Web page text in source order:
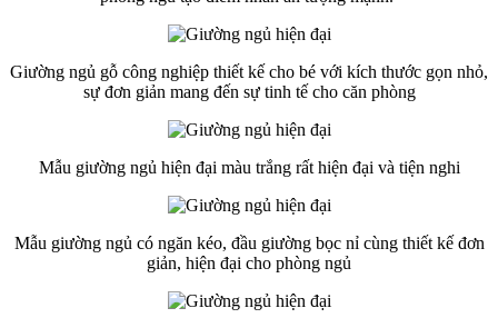
Giường ngủ gỗ công nghiệp thiết kế cho bé với kích thước gọn nhỏ,
sự đơn giản mang đến sự tinh tế cho căn phòng
Mẫu giường ngủ hiện đại màu trắng rất hiện đại và tiện nghi
Mẫu giường ngủ có ngăn kéo, đầu giường bọc nỉ cùng thiết kế đơn
giản, hiện đại cho phòng ngủ